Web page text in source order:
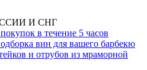
И СНГ
в течение 5 часов
вин для вашего барбекю
и отрубов из мраморной